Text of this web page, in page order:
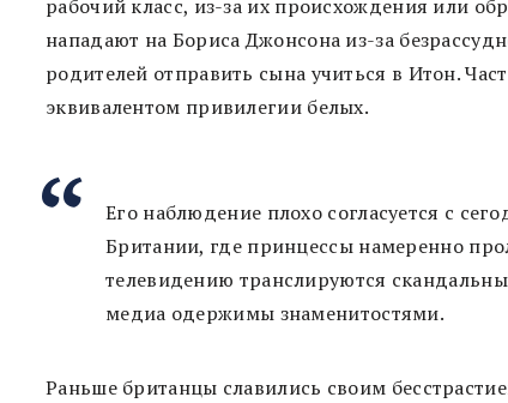
рабочий класс, из-за их происхождения или
нападают на Бориса Джонсона из-за
родителей отправить сына учиться в Итон.
эквивалентом привилегии белых.
Его наблюдение плохо согласуется с
Британии, где принцессы намеренно
телевидению транслируются
медиа одержимы знаменитостями.
Раньше британцы славились своим